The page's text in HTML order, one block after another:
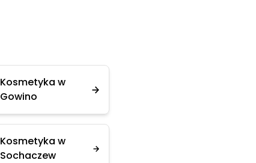
Kosmetyka w
Gowino
Kosmetyka w
Sochaczew